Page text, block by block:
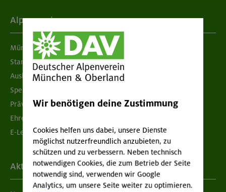
Alpenverein
München & Oberland
Standorte
Ausbildung & Jobs
Spenden
Prävention sexualisierter Gewalt
Ehrenamtsbörse
E-Learning
Aktuelles
Wir benötigen deine Zustimmung
Cookies helfen uns dabei, unsere Dienste
möglichst nutzerfreundlich anzubieten, zu
schützen und zu verbessern. Neben technisch
notwendigen Cookies, die zum Betrieb der Seite
notwendig sind, verwenden wir Google
Analytics, um unsere Seite weiter zu optimieren.